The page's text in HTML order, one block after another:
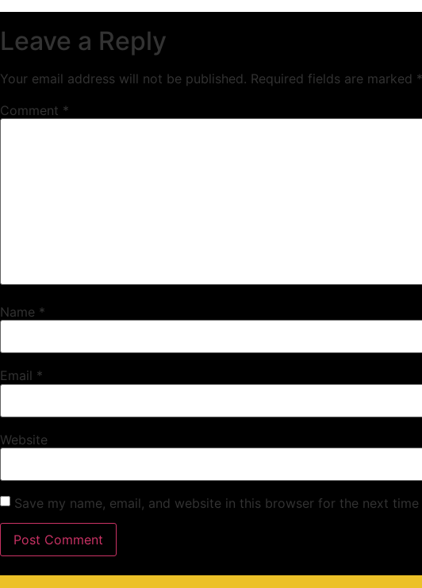
Leave a Reply
Your email address will not be published. Required fields are marked *
Comment *
Name *
Email *
Website
Save my name, email, and website in this browser for the next